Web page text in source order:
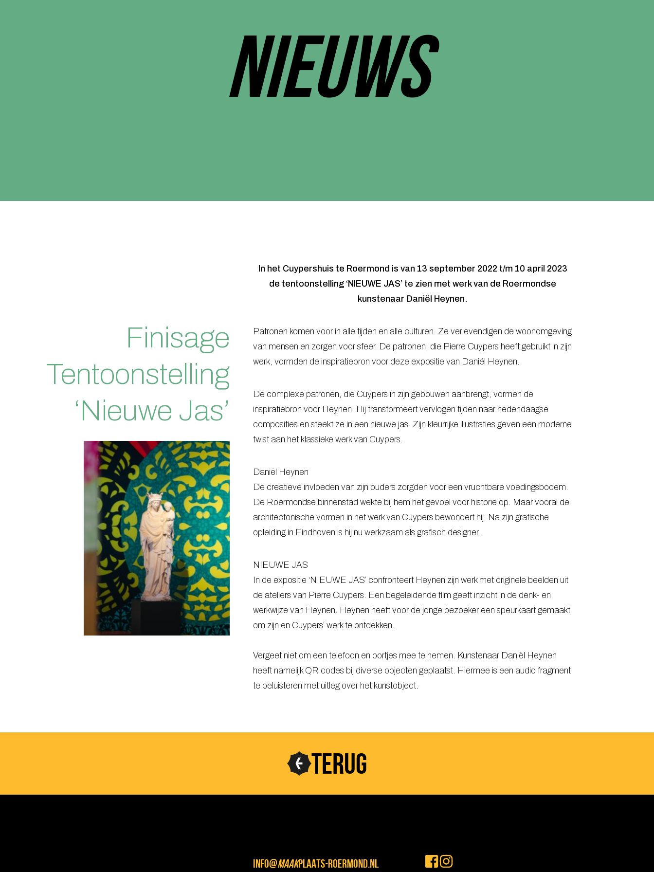
NIEUWS
Finisage
Tentoonstelling
‘Nieuwe Jas’
In het Cuypershuis te Roermond is van 13 september 2022 t/m 10 april 2023
de tentoonstelling ‘NIEUWE JAS’ te zien met werk van de Roermondse
kunstenaar Daniël Heynen.
Patronen komen voor in alle tijden en alle culturen. Ze verlevendigen de woonomgeving
van mensen en zorgen voor sfeer. De patronen, die Pierre Cuypers heeft gebruikt in zijn
werk, vormden de inspiratiebron voor deze expositie van Daniël Heynen.
De complexe patronen, die Cuypers in zijn gebouwen aanbrengt, vormen de
inspiratiebron voor Heynen. Hij transformeert vervlogen tijden naar hedendaagse
composities en steekt ze in een nieuwe jas. Zijn kleurrijke illustraties geven een moderne
twist aan het klassieke werk van Cuypers.
Daniël Heynen
De creatieve invloeden van zijn ouders zorgden voor een vruchtbare voedingsbodem.
De Roermondse binnenstad wekte bij hem het gevoel voor historie op. Maar vooral de
architectonische vormen in het werk van Cuypers bewondert hij. Na zijn grafische
opleiding in Eindhoven is hij nu werkzaam als grafisch designer.
NIEUWE JAS
In de expositie ‘NIEUWE JAS’ confronteert Heynen zijn werk met originele beelden uit
de ateliers van Pierre Cuypers. Een begeleidende film geeft inzicht in de denk- en
werkwijze van Heynen. Heynen heeft voor de jonge bezoeker een speurkaart gemaakt
om zijn en Cuypers’ werk te ontdekken.
Vergeet niet om een telefoon en oortjes mee te nemen. Kunstenaar Daniël Heynen
heeft namelijk QR codes bij diverse objecten geplaatst. Hiermee is een audio fragment
te beluisteren met uitleg over het kunstobject.
TERUG
INFO@MAAKPLAATS-ROERMOND.NL